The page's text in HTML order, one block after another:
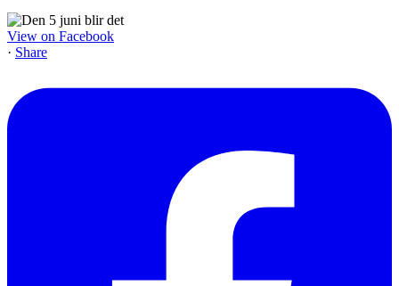
View on Facebook
· Share